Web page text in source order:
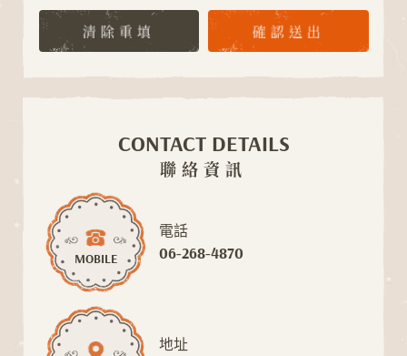
清除重填 確認送出
CONTACT DETAILS
聯絡資訊
MOBILE
電話
06-268-4870
地址